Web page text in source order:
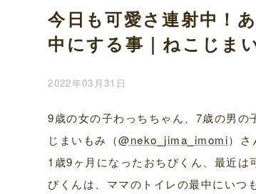
今日も可愛さ連射中！
中にする事｜ねこじま
2022年03月31日
9歳の女の子わっちちゃん、7歳の男の
じまいもみ（@neko_jima_imomi）さ
1歳9ヶ月になったおちびくん、最近
びくんは、ママのトイレの最中にいつ